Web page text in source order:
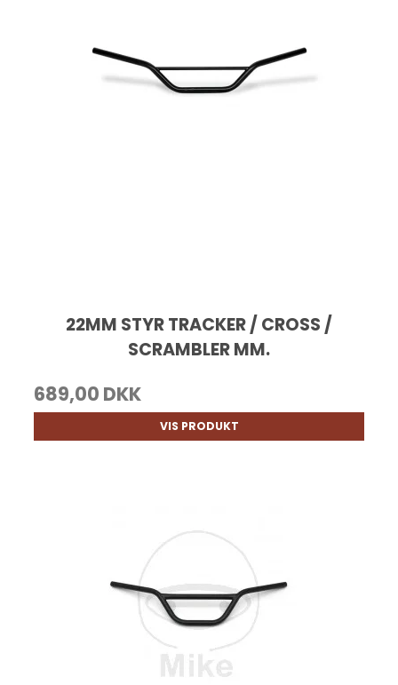
22MM STYR TRACKER / CROSS /
SCRAMBLER MM.
689,00 DKK
VIS PRODUKT